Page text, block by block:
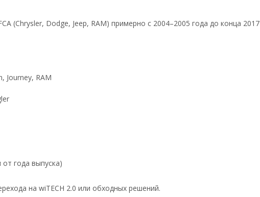
(Chrysler, Dodge, Jeep, RAM) примерно с 2004–2005 года до конца 2017
Journey, RAM
года выпуска)
на wiTECH 2.0 или обходных решений.